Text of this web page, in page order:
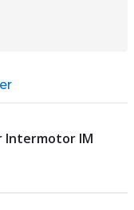
Intermotor IM